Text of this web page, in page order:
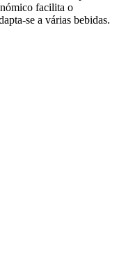
facilita o
se a várias bebidas.